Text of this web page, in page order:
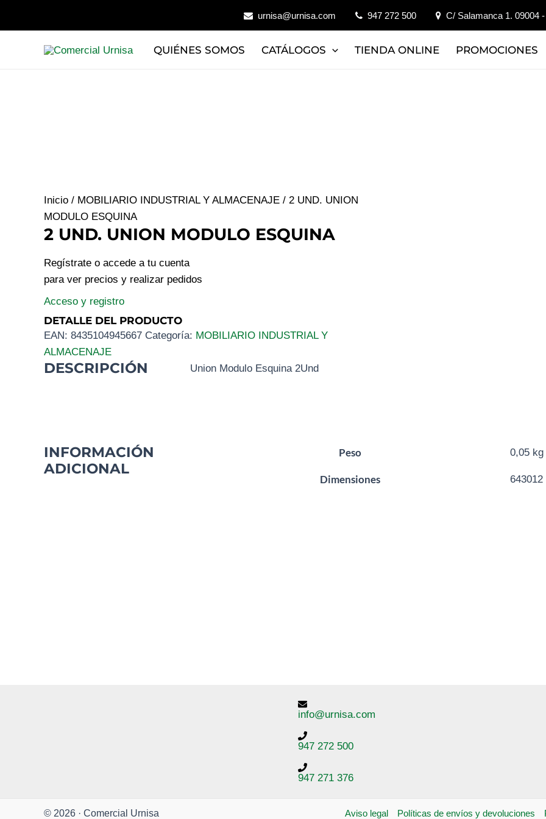
urnisa@urnisa.com 947 272 500 C/ Salamanca 1. 09004 -
QUIÉNES SOMOS CATÁLOGOS TIENDA ONLINE PROMOCIONES
Inicio / MOBILIARIO INDUSTRIAL Y ALMACENAJE / 2 UND. UNION
MODULO ESQUINA
2 UND. UNION MODULO ESQUINA
Regístrate o accede a tu cuenta
para ver precios y realizar pedidos
Acceso y registro
DETALLE DEL PRODUCTO
EAN: 8435104945667 Categoría: MOBILIARIO INDUSTRIAL Y
ALMACENAJE
DESCRIPCIÓN Union Modulo Esquina 2Und
INFORMACIÓN
ADICIONAL
Peso 0,05 kg
Dimensiones 643012
info@urnisa.com
947 272 500
947 271 376
© 2026 · Comercial Urnisa Aviso legal Políticas de envíos y devoluciones